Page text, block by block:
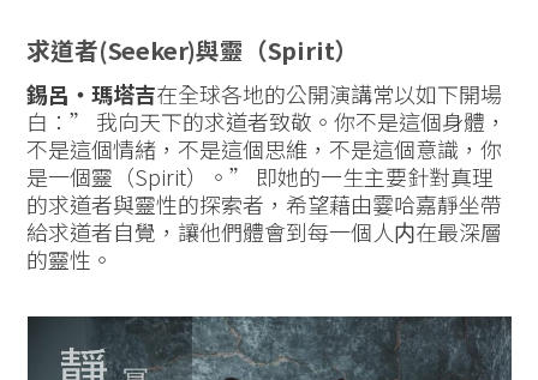
求道者(Seeker)與靈（Spirit）
錫呂‧瑪塔吉在全球各地的公開演講常以如下開場
白：” 我向天下的求道者致敬。你不是這個身體，
不是這個情緒，不是這個思維，不是這個意識，你
是一個靈（Spirit）。” 即她的一生主要針對真理
的求道者與靈性的探索者，希望藉由霎哈嘉靜坐帶
給求道者自覺，讓他們體會到每一個人内在最深層
的靈性。